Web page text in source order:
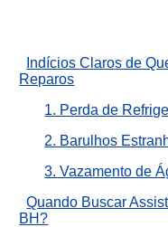
Indícios Claros de
Reparos
1. Perda de
2. Barulhos
3. Vazamento de
Quando Buscar
BH?